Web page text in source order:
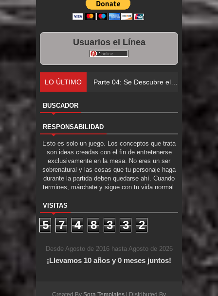
Usuarios el Línea
LO ÚLTIMO Parte 04: Se Descubre el Pastel
BUSCADOR
RESPONSABILIDAD
Esto es solo un juego. Los conceptos que trata
son ideas creadas con el fin de entretenerse
exclusivamente en la mesa. No eres un ser
sobrenatural y las cosas que tu personaje haga
durante la partida deben quedarse ahí. Cuando
termines, márchate y sigue con tu vida normal.
VISITAS
5 7 4 8 3 3 2
Desde Agosto de 2016 hasta Agosto de 2026
¡Llevamos 10 años y 0 meses juntos!
Created By Sora Templates | Distributed By